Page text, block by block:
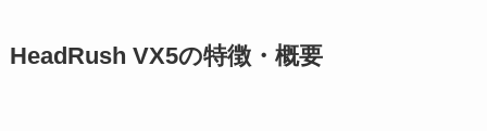
HeadRush VX5の特徴・概要